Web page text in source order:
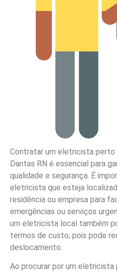
Contratar um eletricista perto
Dantas RN é essencial para
qualidade e segurança. É
eletricista que esteja
residência ou empresa para
emergências ou serviços
um eletricista local também
termos de custo, pois pode
deslocamento.
Ao procurar por um